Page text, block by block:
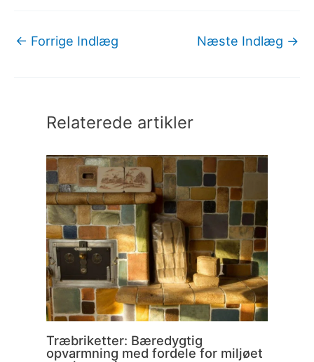
← Forrige Indlæg Næste Indlæg →
Relaterede artikler
Træbriketter: Bæredygtig
opvarmning med fordele for miljøet